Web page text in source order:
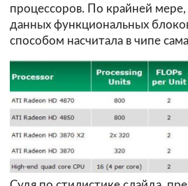
процессоров. По крайней мере,
данных функциональных
способом насчитала в чипе